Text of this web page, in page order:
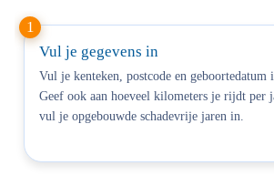
Vul je gegevens in
Vul je kenteken, postcode en geboortedatum
Geef ook aan hoeveel kilometers je rijdt per
vul je opgebouwde schadevrije jaren in.